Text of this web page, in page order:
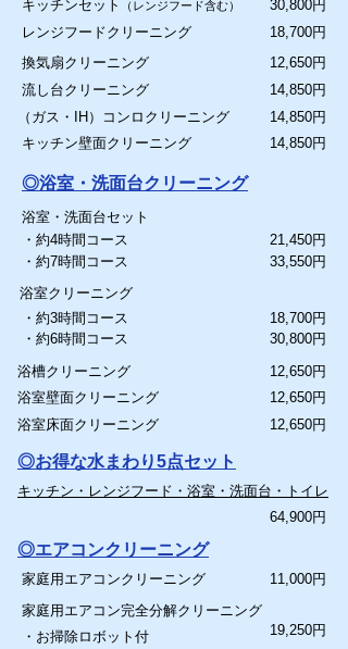
キッチンセット （レンジフード含む）
30,800円
レンジフードクリーニング
18,700円
換気扇クリーニング
12,650円
流し台クリーニング
（ガス・IH）コンロクリーニング
キッチン壁面クリーニング
14,850円
14,850円
14,850円
◎浴室・洗面台クリーニング
浴室・洗面台セット
21,450円
・約4時間コース
33,550円
・約7時間コース
浴室クリーニング
・約3時間コース
18,700円
・約6時間コース
30,800円
浴槽クリーニング
浴室壁面クリーニング
浴室床面クリーニング
12,650円
12,650円
12,650円
◎お得な水まわり5点セット
キッチン・レンジフード・浴室・洗面台・トイレ
64,900円
◎エアコンクリーニング
家庭用エアコンクリーニング
11,000円
家庭用エアコン完全分解クリーニング
・お掃除ロボット付
19,250円